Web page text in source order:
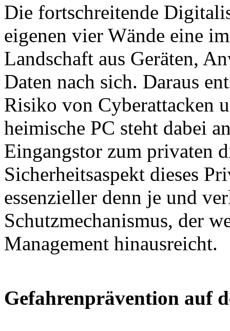
Die fortschreitende
eigenen vier Wände eine
Landschaft aus Geräten,
Daten nach sich. Daraus
Risiko von Cyberattacken
heimische PC steht dabei
Eingangstor zum privaten
Sicherheitsaspekt dieses
essenzieller denn je und
Schutzmechanismus, der
Management hinausreicht.
Gefahrenprävention auf